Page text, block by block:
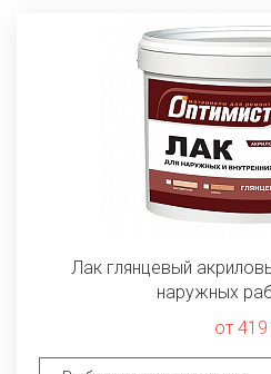
Лак глянцевый
наружных
от